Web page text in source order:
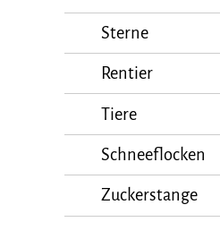
Sterne
Rentier
Tiere
Schneeflocken
Zuckerstange